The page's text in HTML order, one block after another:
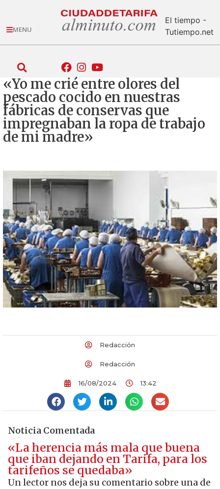
MENU
El tiempo -
Tutiempo.net
«Yo me crié entre olores del
pescado cocido en nuestras
fábricas de conservas que
impregnaban la ropa de trabajo
de mi madre»
Redacción
Redacción
16/08/2024 13:42
Noticia Comentada
«La herencia más mala que buena
que iban dejando en Tarifa, para los
tarifeños se quedaba»
Un lector nos deja su comentario sobre una de